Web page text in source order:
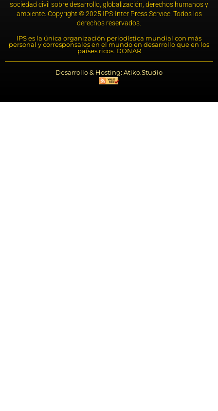
sociedad civil sobre desarrollo, globalización, derechos humanos y
ambiente. Copyright © 2025 IPS-Inter Press Service. Todos los
derechos reservados.
IPS es la única organización periodística mundial con más
personal y corresponsales en el mundo en desarrollo que en los
países ricos. DONAR
Desarrollo & Hosting: Atiko.Studio